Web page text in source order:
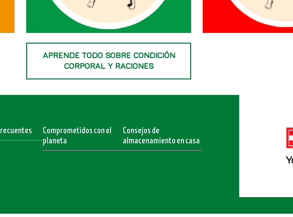
APRENDE TODO SOBRE CONDICIÓN
CORPORAL Y RACIONES
Comprometidos con el
planeta
Consejos de
almacenamiento en casa